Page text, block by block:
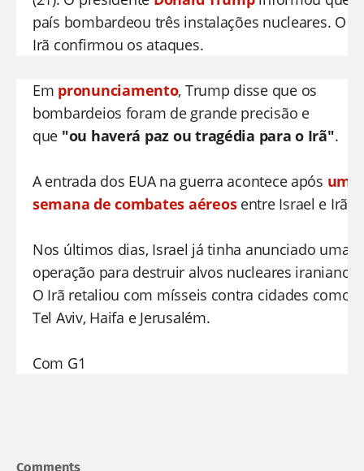
país bombardeou três instalações nucleares. O
Irã confirmou os ataques.
Em pronunciamento, Trump disse que os
bombardeios foram de grande precisão e
que "ou haverá paz ou tragédia para o Irã".
A entrada dos EUA na guerra acontece após uma
semana de combates aéreosentre Israel e Irã.
Nos últimos dias, Israel já tinha anunciado uma
operação para destruir alvos nucleares iranianos.
O Irã retaliou com mísseis contra cidades como
Tel Aviv, Haifa e Jerusalém.
Com G1
Comments